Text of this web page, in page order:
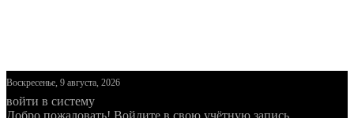
Воскресенье, 9 августа, 2026
войти в систему
Добро пожаловать! Войдите в свою учётную запись